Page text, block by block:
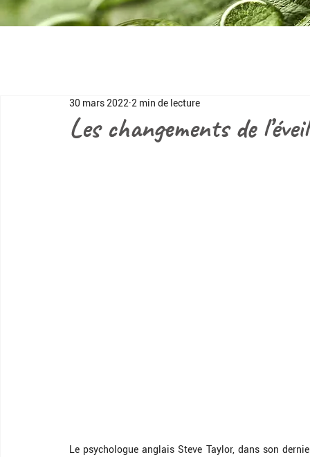
Les changements de
30 mars 2022 2 min de lecture
Le psychologue anglais Steve Taylor, dans son